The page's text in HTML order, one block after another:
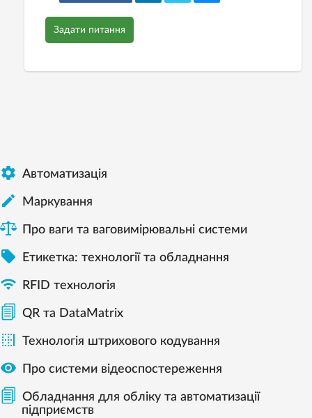
Задати питання
 Автоматизація
 Mаркування
Про ваги та ваговимірювальні системи
 Етикетка: технології та обладнання
 RFID технологія
QR та DataMatrix
 Технологія штрихового кодування
 Про системи відеоспостереження
Обладнання для обліку та автоматизації
підприємств